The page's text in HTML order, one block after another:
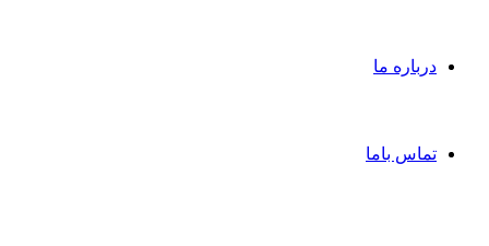
درباره ما
تماس باما